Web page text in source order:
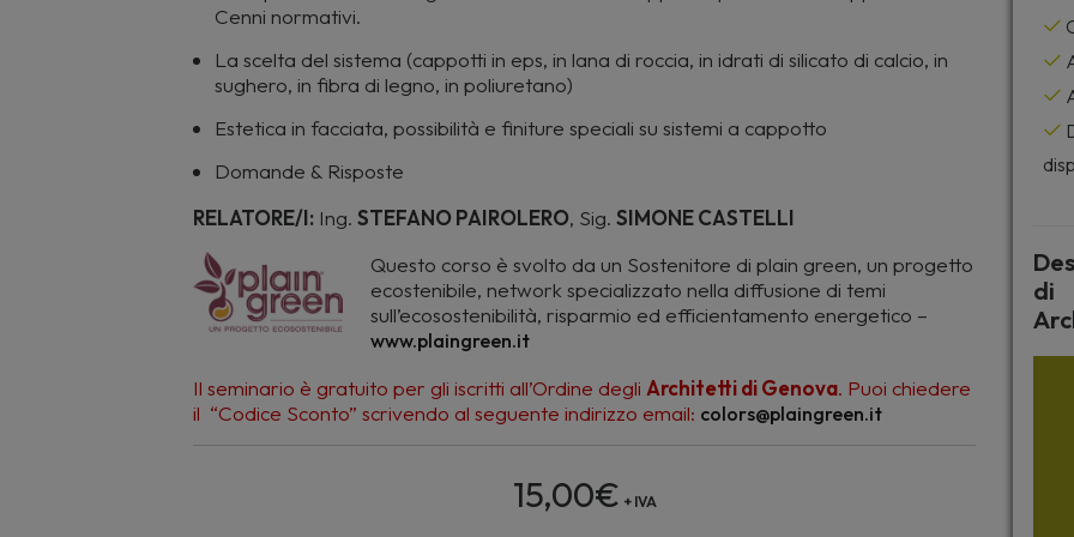
Cenni normativi.
La scelta del sistema (cappotti in eps, in lana di roccia, in idrati di silicato di calcio, in
sughero, in fibra di legno, in poliuretano)
Estetica in facciata, possibilità e finiture speciali su sistemi a cappotto
Domande & Risposte
RELATORE/I: Ing. STEFANO PAIROLERO, Sig. SIMONE CASTELLI
Questo corso è svolto da un Sostenitore di plain green, un progetto
ecostenibile, network specializzato nella diffusione di temi
sull’ecosostenibilità, risparmio ed efficientamento energetico –
www.plaingreen.it
Il seminario è gratuito per gli iscritti all’Ordine degli Architetti di Genova. Puoi chiedere
il “Codice Sconto” scrivendo al seguente indirizzo email: colors@plaingreen.it
15,00€ + IVA
di